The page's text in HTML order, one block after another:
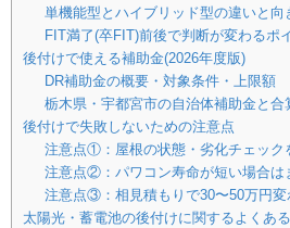
単機能型とハイブリッド型の違いと向
FIT満了(卒FIT)前後で判断が変わるポ
後付けで使える補助金(2026年度版)
DR補助金の概要・対象条件・上限額
栃木県・宇都宮市の自治体補助金と合
後付けで失敗しないための注意点
注意点①：屋根の状態・劣化チェック
注意点②：パワコン寿命が短い場合は
注意点③：相見積もりで30〜50万円変
太陽光・蓄電池の後付けに関するよくあ